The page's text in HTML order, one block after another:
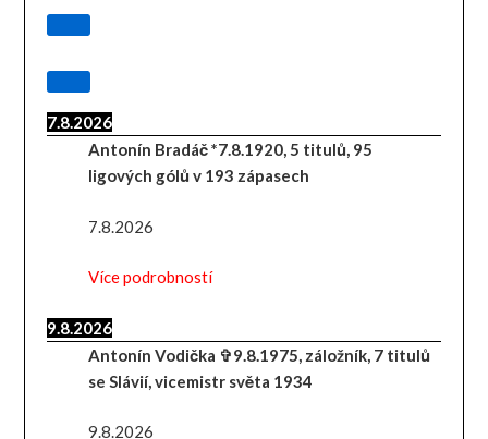
7.8.2026
Antonín Bradáč *7.8.1920, 5 titulů, 95
ligových gólů v 193 zápasech
7.8.2026
Více podrobností
9.8.2026
Antonín Vodička ✞9.8.1975, záložník, 7 titulů
se Slávií, vicemistr světa 1934
9.8.2026